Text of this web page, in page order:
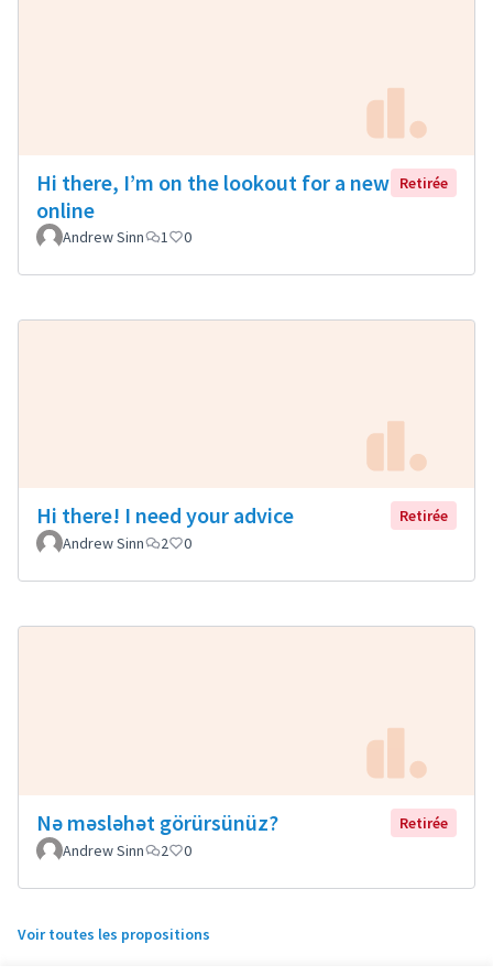
Hi there, I’m on the lookout for a new
online
Retirée
Andrew Sinn 1 0
Hi there! I need your advice
Retirée
Andrew Sinn
2 0
Nə məsləhət görürsünüz?
Retirée
Andrew Sinn
2 0
Voir toutes les propositions